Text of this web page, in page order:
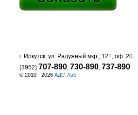
© 2010 - 2026 АДС-Лаб
г. Иркутск, ул. Радужный мкр., 121, оф. 20
(3952) 707-890, 730-890, 737-890.